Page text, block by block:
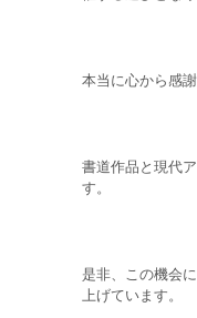
本当に心から感謝
書道作品と現代
す。
是非、この機会
上げています。